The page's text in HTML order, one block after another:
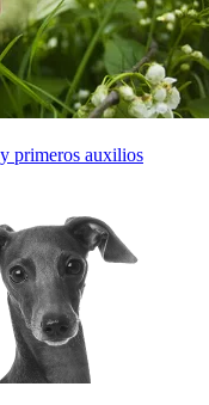
primeros auxilios